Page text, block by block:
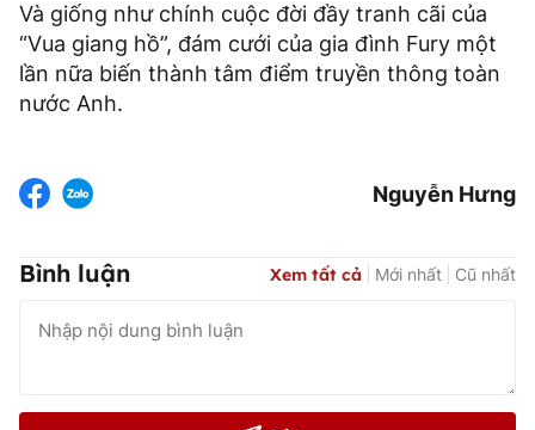
Và giống như chính cuộc đời đầy tranh cãi của
“Vua giang hồ”, đám cưới của gia đình Fury một
lần nữa biến thành tâm điểm truyền thông toàn
nước Anh.
Nguyễn Hưng
Bình luận Xem tất cả Mới nhất Cũ nhất